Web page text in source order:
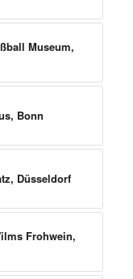
Museum,
Bonn
Düsseldorf
Frohwein,